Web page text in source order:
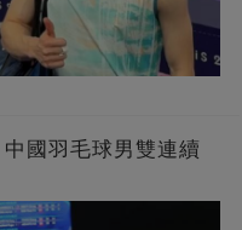
國羽毛球男雙連續